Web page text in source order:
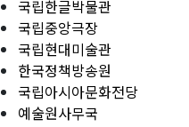
국립한글박물관
국립중앙극장
국립현대미술관
한국정책방송원
국립아시아문화전당
예술원사무국